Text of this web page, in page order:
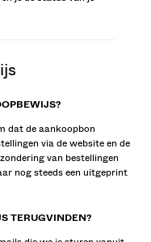
dat de aankoopbon
via de website en de
van bestellingen
nog steeds een uitgeprint
TERUGVINDEN?